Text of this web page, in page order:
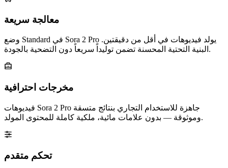
معالجة سريعة
وضع Standard في Sora 2 Pro يولد فيديوهات في أقل من دقيقتين.
البنية التحتية المحسنة تضمن توليداً سريعاً دون التضحية بالجودة.
مخرجات احترافية
فيديوهات Sora 2 Pro جاهزة للاستخدام التجاري بنتائج متسقة
وموثوقة — بدون علامات مائية، ملكية كاملة للمحتوى المولد.
تحكم متقدم